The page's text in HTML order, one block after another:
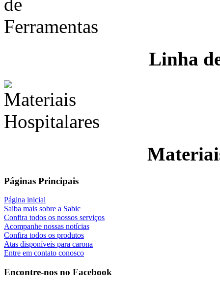
Linha
Páginas Principais
Página inicial
Saiba mais sobre a Sabic
Confira todos os nossos serviços
Acompanhe nossas notícias
Confira todos os produtos
Atas disponíveis para carona
Entre em contato conosco
Encontre-nos no Facebook